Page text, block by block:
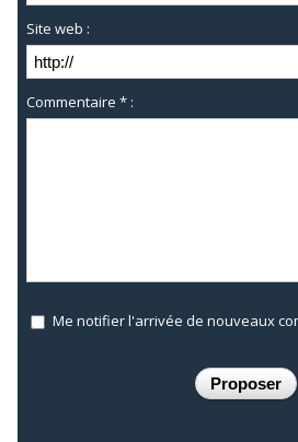
Site web :
Commentaire * :
Me notifier l'arrivée de nouveaux